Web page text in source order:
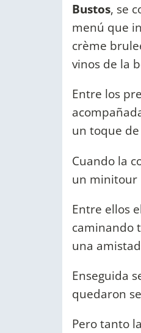
Bustos, se
menú que
crème
vinos de la
Entre los
un toque
Cuando la
un minitour
Entre ellos
caminando
una
Enseguida
quedaron
Pero tanto